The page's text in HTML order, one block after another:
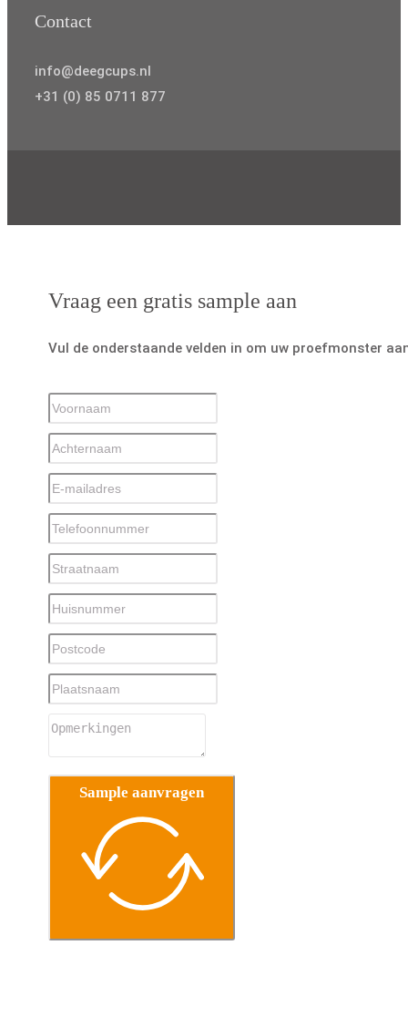
Contact
info@deegcups.nl
+31 (0) 85 0711 877
Vraag een gratis sample aan
Vul de onderstaande velden in om uw proefmonster
Sample aanvragen